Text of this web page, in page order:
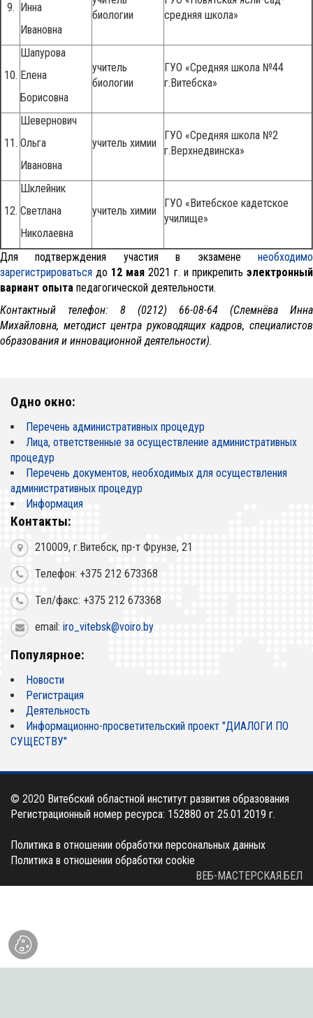
9. Инна
Ивановна
биологии
средняя школа»
10.
Шапурова
Елена
Борисовна
учитель
биологии
ГУО «Средняя школа №44
г.Витебска»
11.
Шевернович
Ольга
Ивановна
учитель химии
ГУО «Средняя школа №2
г.Верхнедвинска»
12.
Шклейник
Светлана
Николаевна
учитель химии
ГУО «Витебское кадетское
училище»
Для подтверждения участия в экзамене необходимо
зарегистрироваться до 12 мая 2021 г. и прикрепить электронный
вариант опыта педагогической деятельности.
Контактный телефон: 8 (0212) 66-08-64 (Слемнёва Инна
Михайловна, методист центра руководящих кадров, специалистов
образования и инновационной деятельности).
Одно окно:
Перечень административных процедур
Лица, ответственные за осуществление административных
процедур
Перечень документов, необходимых для осуществления
административных процедур
Информация
Контакты:
210009, г.Витебск, пр-т Фрунзе, 21
Телефон: +375 212 673368
Тел/факс: +375 212 673368
email: iro_vitebsk@voiro.by
Популярное:
Новости
Регистрация
Деятельность
Информационно-просветительский проект "ДИАЛОГИ ПО
СУЩЕСТВУ"
© 2020 Витебский областной институт развития образования
Регистрационный номер ресурса: 152880 от 25.01.2019 г.
Политика в отношении обработки персональных данных
Политика в отношении обработки cookie
ВЕБ-МАСТЕРСКАЯ.БЕЛ